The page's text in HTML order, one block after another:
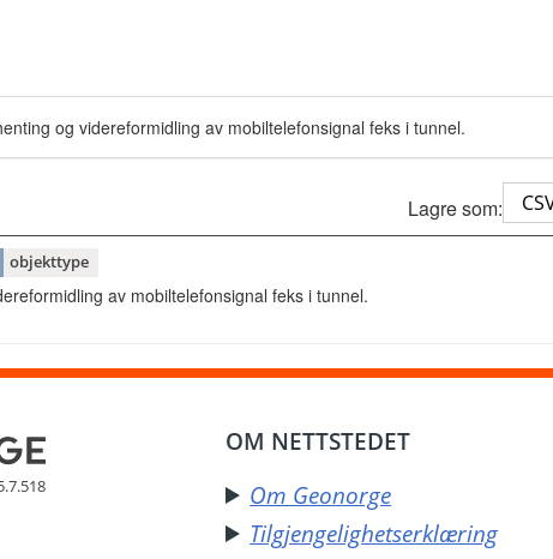
og videreformidling av mobiltelefonsignal feks i tunnel.
Lagre som:
objekttype
av mobiltelefonsignal feks i tunnel.